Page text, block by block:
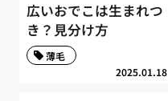
広いおでこは生まれつ
き？見分け方
2025.01.18
薄毛